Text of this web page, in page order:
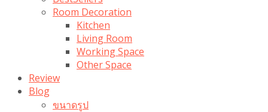
Room Decoration
Kitchen
Living Room
Working Space
Other Space
Review
Blog
ขนาดรูป